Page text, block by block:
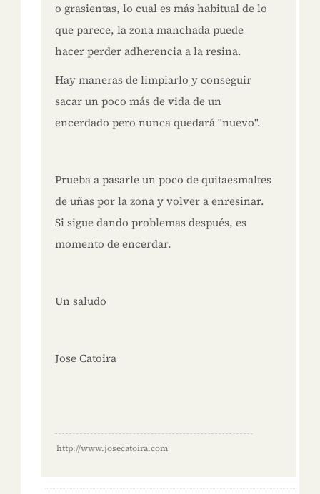
o grasientas, lo cual es más habitual de lo
que parece, la zona manchada puede
hacer perder adherencia a la resina.
Hay maneras de limpiarlo y conseguir
sacar un poco más de vida de un
encerdado pero nunca quedará "nuevo".
Prueba a pasarle un poco de quitaesmaltes
de uñas por la zona y volver a enresinar.
Si sigue dando problemas después, es
momento de encerdar.
Un saludo
Jose Catoira
http://www.josecatoira.com